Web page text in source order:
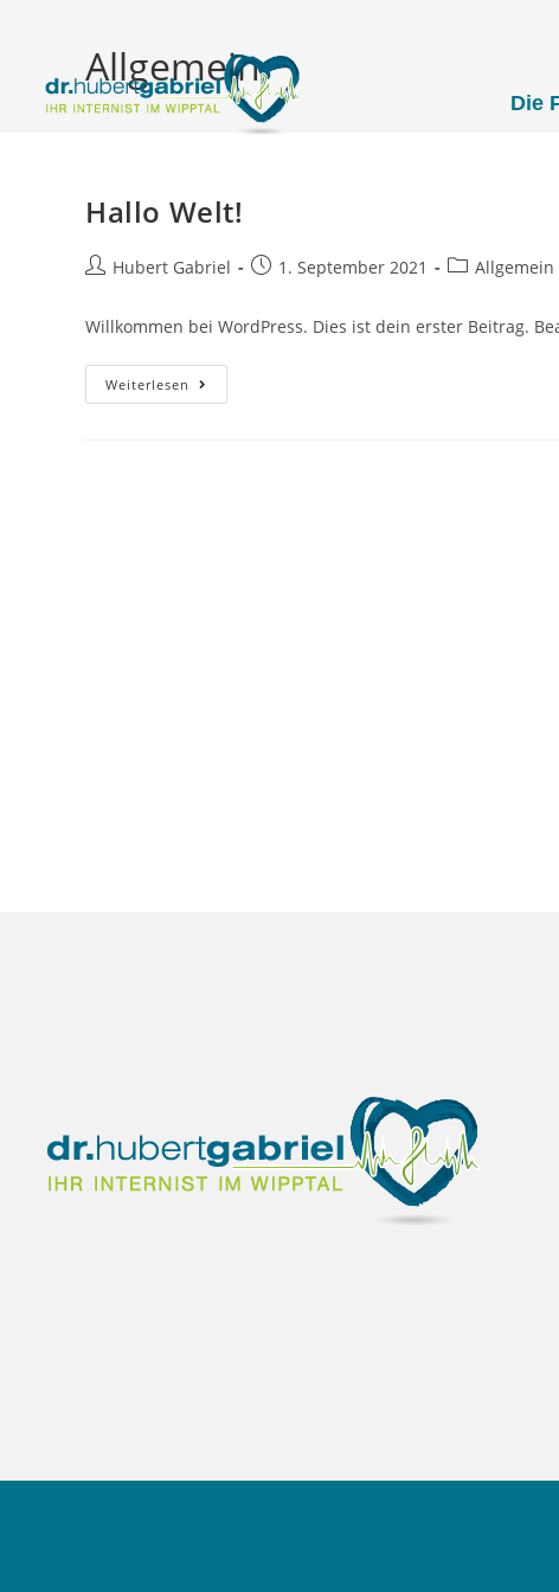
Die
Allgemein
Hallo Welt!
Hubert Gabriel 1. September 2021 Allgemein
Willkommen bei WordPress. Dies ist dein erster Beitrag.
Weiterlesen